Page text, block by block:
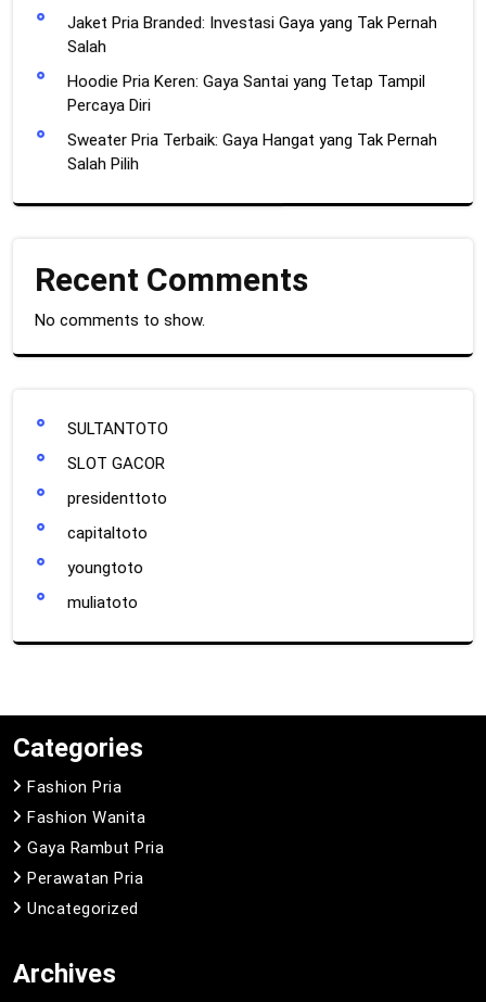
Jaket Pria Branded: Investasi Gaya yang Tak Pernah
Salah
Hoodie Pria Keren: Gaya Santai yang Tetap Tampil
Percaya Diri
Sweater Pria Terbaik: Gaya Hangat yang Tak Pernah
Salah Pilih
Recent Comments
No comments to show.
SULTANTOTO
SLOT GACOR
presidenttoto
capitaltoto
youngtoto
muliatoto
Categories
Fashion Pria
Fashion Wanita
Gaya Rambut Pria
Perawatan Pria
Uncategorized
Archives